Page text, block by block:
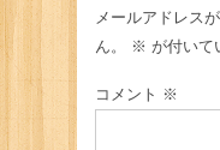
メールアドレス
ん。
※ が付いて
コメント ※